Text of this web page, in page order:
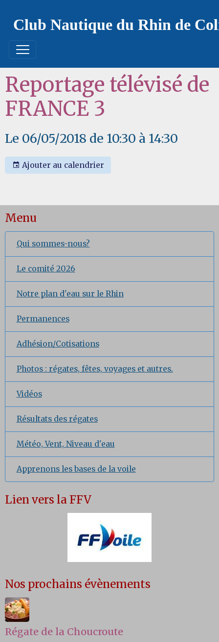
Club Nautique du Rhin de
Reportage télévisé de
FRANCE 3
Le 06/05/2018 de 10:30 à 14:30
Ajouter au calendrier
Menu
Qui sommes-nous?
Le comité 2026
Notre plan d'eau sur le Rhin
Permanences
Adhésion/Cotisations
Photos : régates, fêtes, voyages et autres.
Vidéos
Résultats des régates
Météo, Vent, Niveau d'eau
Apprenons les bases de la voile
Lien vers la FFV
Nos prochains évènements
Régate de la Choucroute